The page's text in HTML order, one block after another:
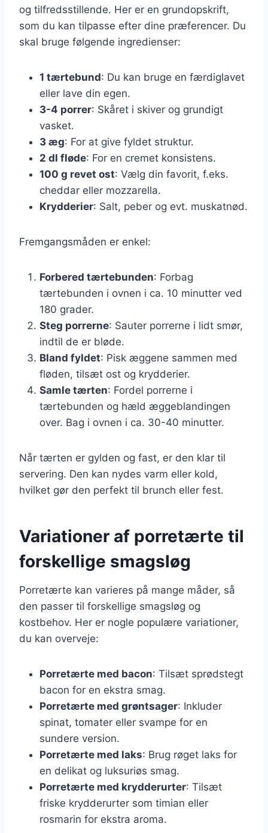
og tilfredsstillende. Her er en grundopskrift,
som du kan tilpasse efter dine præferencer. Du
skal bruge følgende ingredienser:
1 tærtebund: Du kan bruge en færdiglavet
eller lave din egen.
3-4 porrer: Skåret i skiver og grundigt
vasket.
3 æg: For at give fyldet struktur.
2 dl fløde: For en cremet konsistens.
100 g revet ost: Vælg din favorit, f.eks.
cheddar eller mozzarella.
Krydderier: Salt, peber og evt. muskatnød.
Fremgangsmåden er enkel:
Forbered tærtebunden: Forbag
tærtebunden i ovnen i ca. 10 minutter ved
180 grader.
Steg porrerne: Sauter porrerne i lidt smør,
indtil de er bløde.
Bland fyldet: Pisk æggene sammen med
fløden, tilsæt ost og krydderier.
Samle tærten: Fordel porrerne i
tærtebunden og hæld æggeblandingen
over. Bag i ovnen i ca. 30-40 minutter.
Når tærten er gylden og fast, er den klar til
servering. Den kan nydes varm eller kold,
hvilket gør den perfekt til brunch eller fest.
Variationer af porretærte til
forskellige smagsløg
Porretærte kan varieres på mange måder, så
den passer til forskellige smagsløg og
kostbehov. Her er nogle populære variationer,
du kan overveje:
Porretærte med bacon: Tilsæt sprødstegt
bacon for en ekstra smag.
Porretærte med grøntsager: Inkluder
spinat, tomater eller svampe for en
sundere version.
Porretærte med laks: Brug røget laks for
en delikat og luksuriøs smag.
Porretærte med krydderurter: Tilsæt
friske krydderurter som timian eller
rosmarin for ekstra aroma.